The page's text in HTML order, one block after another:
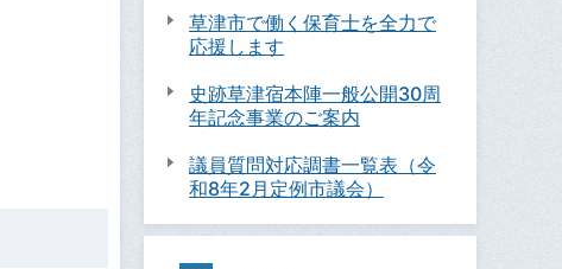
草津市で働く保育士を全力で
応援します
史跡草津宿本陣一般公開30周
年記念事業のご案内
議員質問対応調書一覧表（令
和8年2月定例市議会）